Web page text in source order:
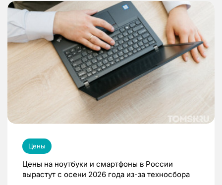
Цены
Цены на ноутбуки и смартфоны в России
вырастут с осени 2026 года из-за техносбора